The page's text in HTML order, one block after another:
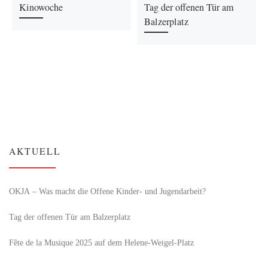
Kinowoche
Tag der offenen Tür am
Balzerplatz
AKTUELL
OKJA – Was macht die Offene Kinder- und Jugendarbeit?
Tag der offenen Tür am Balzerplatz
Fête de la Musique 2025 auf dem Helene-Weigel-Platz